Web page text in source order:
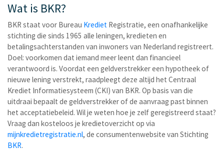
Wat is BKR?
BKR staat voor Bureau Krediet Registratie, een onafhankelijke
stichting die sinds 1965 alle leningen, kredieten en
betalingsachterstanden van inwoners van Nederland registreert.
Doel: voorkomen dat iemand meer leent dan financieel
verantwoord is. Voordat een geldverstrekker een hypotheek of
nieuwe lening verstrekt, raadpleegt deze altijd het Centraal
Krediet Informatiesysteem (CKI) van BKR. Op basis van die
uitdraai bepaalt de geldverstrekker of de aanvraag past binnen
het acceptatiebeleid. Wil je weten hoe je zelf geregistreerd staat?
Vraag dan kosteloos je kredietoverzicht op via
mijnkredietregistratie.nl, de consumentenwebsite van Stichting
BKR.